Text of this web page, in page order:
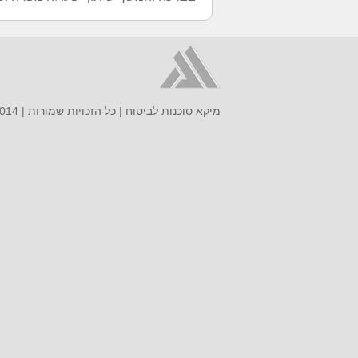
מיקא סוכנות לביטוח | כל הזכויות שמורות | 2014 |